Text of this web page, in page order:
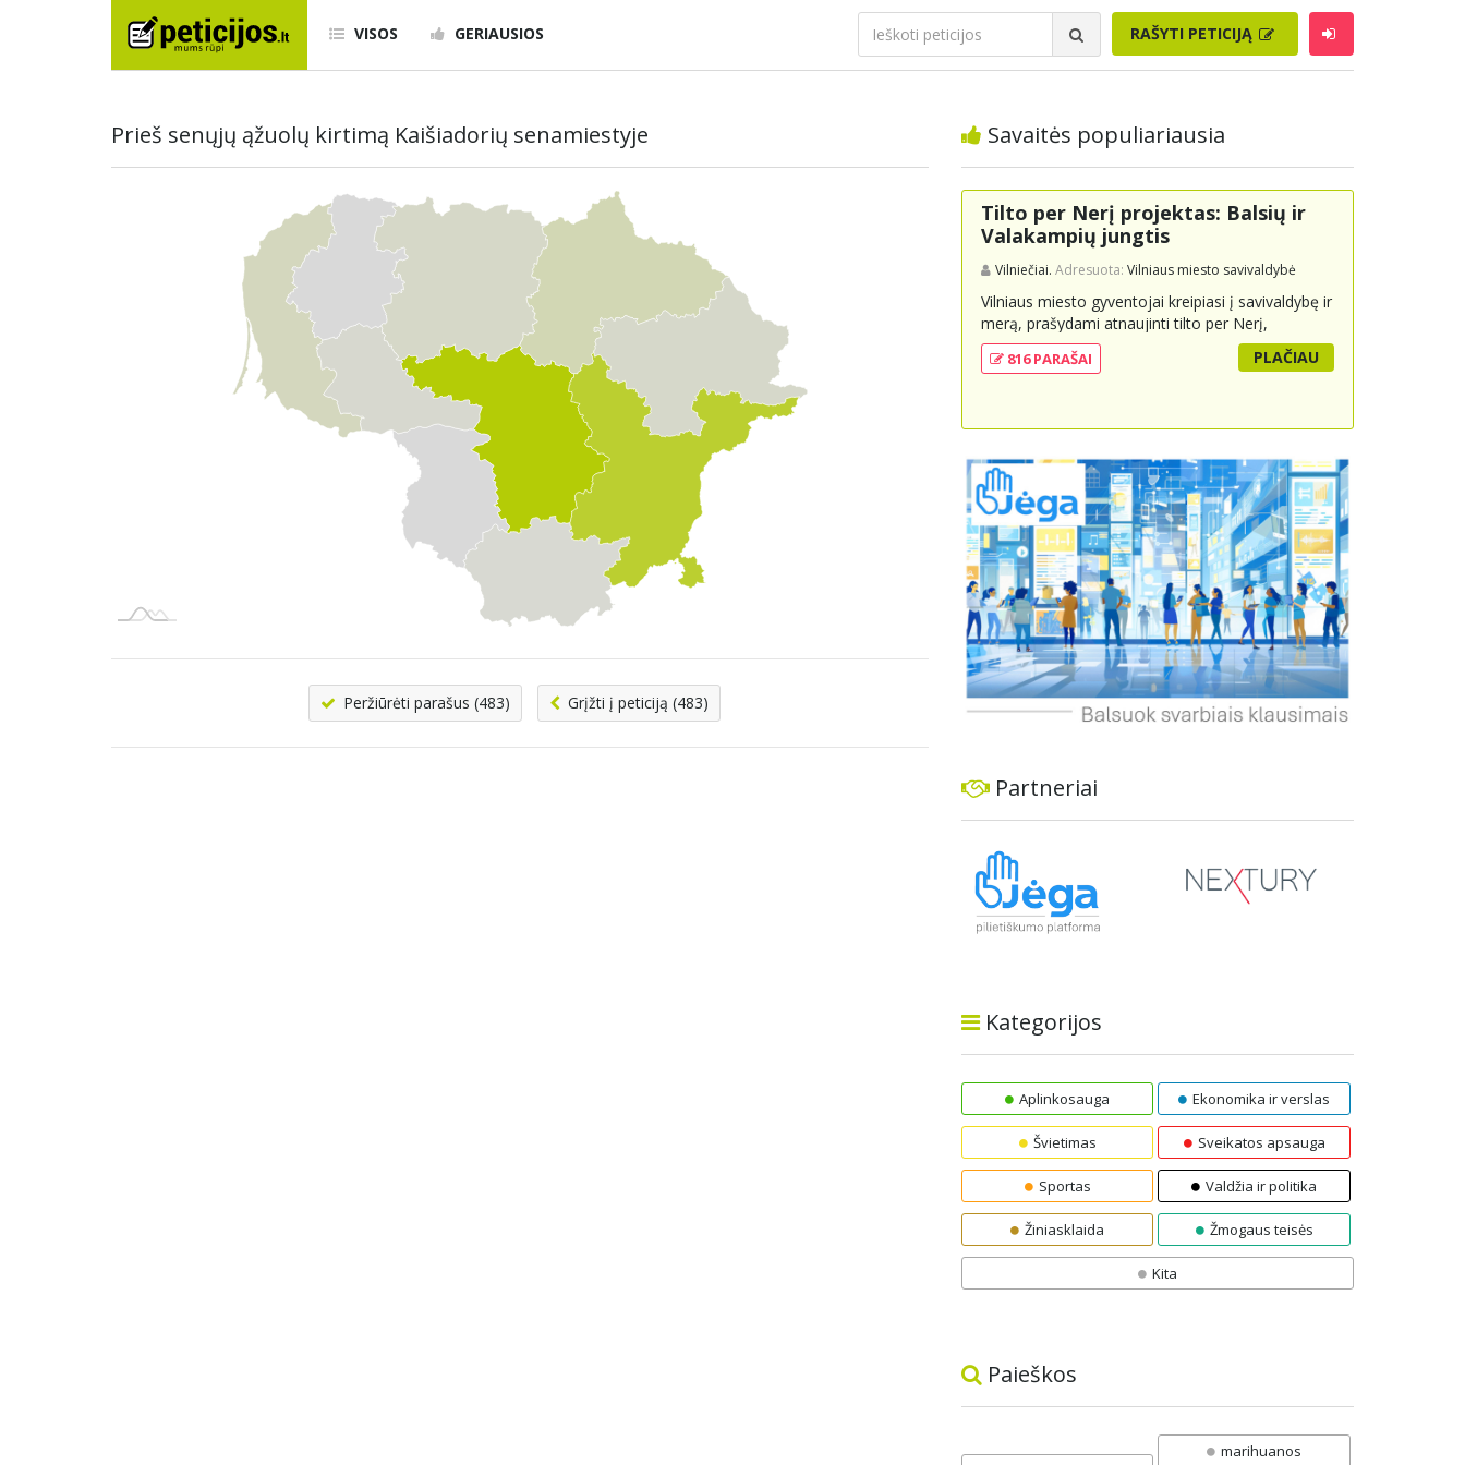
VISOS GERIAUSIOS RAŠYTI PETICIJĄ
Prieš senųjų ąžuolų kirtimą Kaišiadorių senamiestyje
Peržiūrėti parašus (483) Grįžti į peticiją (483)
Savaitės populiariausia
Tilto per Nerį projektas: Balsių ir
Valakampių jungtis
Vilniečiai. Adresuota: Vilniaus miesto savivaldybė
Vilniaus miesto gyventojai kreipiasi į savivaldybę ir
merą, prašydami atnaujinti tilto per Nerį,
jungiančio Balsių ir Valakampių kryptis, projektą ir
įtraukti jį į miesto strateginius susisiekimo planus.
plėtrą bei darnų judumą, suteikdamas daugiau
susisiekimo galimybių tiek automobiliams, tiek
viešajam transportui, pėstiesiems ir
dviratininkams. Gyventojai ragina atlikti techninę,
ekonominę ir transporto analizę, organizuoti
viešas konsultacijas ir integruoti projektą į
ilgalaikius miesto planus, siekiant užtikrinti
transporto sistemos patikimumą ir prisitaikymą
prie sparčiai augančio miesto poreikių.
816 PARAŠAI PLAČIAU
Partneriai
Kategorijos
Aplinkosauga Ekonomika ir verslas
Švietimas Sveikatos apsauga
Sportas Valdžia ir politika
Žiniasklaida Žmogaus teisės
Kita
Paieškos
marihuanos